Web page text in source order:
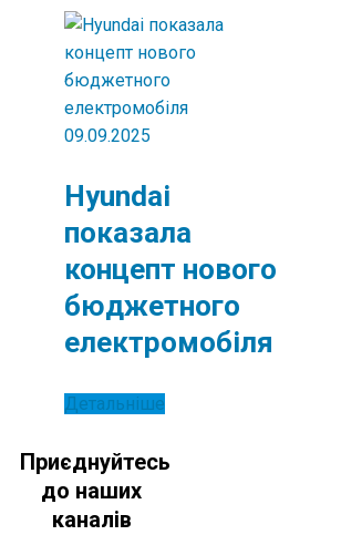
09.09.2025
Hyundai
показала
концепт нового
бюджетного
електромобіля
Детальніше
Приєднуйтесь
до наших
каналів